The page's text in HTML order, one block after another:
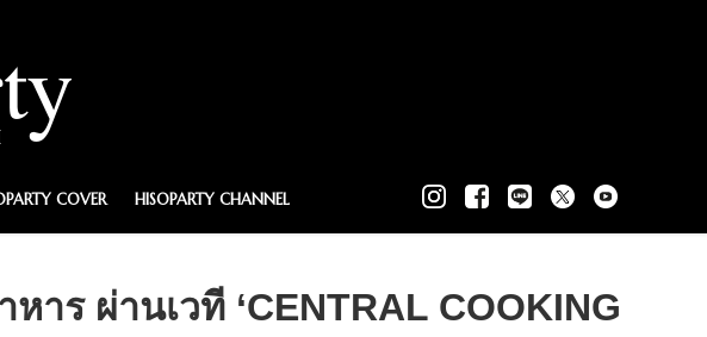
COVER HISOPARTY CHANNEL
ร ผ่านเวที ‘CENTRAL COOKING